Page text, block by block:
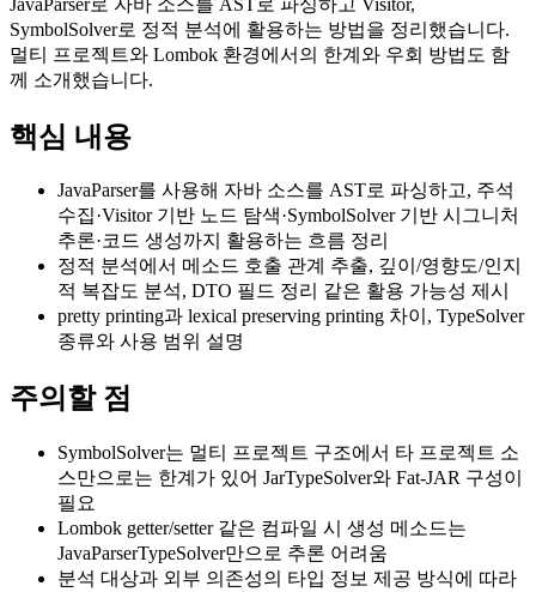
SymbolSolver로 정적 분석에 활용하는 방법을 정리했습니다.
멀티 프로젝트와 Lombok 환경에서의 한계와 우회 방법도 함
께 소개했습니다.
핵심 내용
JavaParser를 사용해 자바 소스를 AST로 파싱하고, 주석
수집·Visitor 기반 노드 탐색·SymbolSolver 기반 시그니처
추론·코드 생성까지 활용하는 흐름 정리
정적 분석에서 메소드 호출 관계 추출, 깊이/영향도/인지
적 복잡도 분석, DTO 필드 정리 같은 활용 가능성 제시
pretty printing과 lexical preserving printing 차이, TypeSolver
종류와 사용 범위 설명
주의할 점
SymbolSolver는 멀티 프로젝트 구조에서 타 프로젝트 소
스만으로는 한계가 있어 JarTypeSolver와 Fat-JAR 구성이
필요
Lombok getter/setter 같은 컴파일 시 생성 메소드는
JavaParserTypeSolver만으로 추론 어려움
분석 대상과 외부 의존성의 타입 정보 제공 방식에 따라